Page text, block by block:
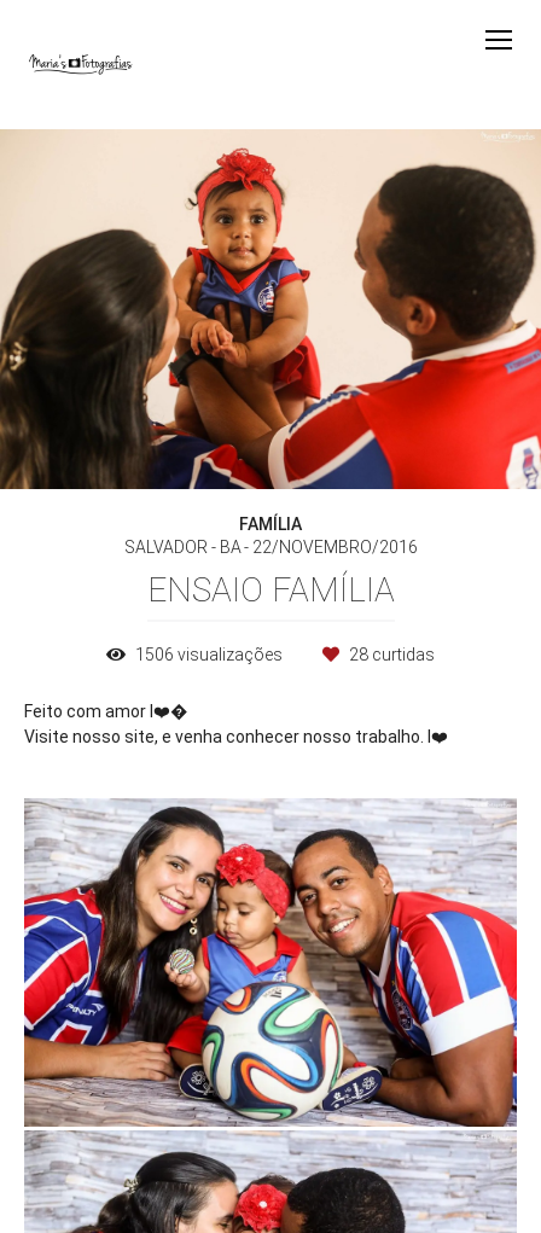
FAMÍLIA
SALVADOR - BA
22/NOVEMBRO/2016
ENSAIO FAMÍLIA
1506 visualizações 28 curtidas
Feito com amor I ❤️�
Visite nosso site, e venha conhecer nosso trabalho. I ❤️